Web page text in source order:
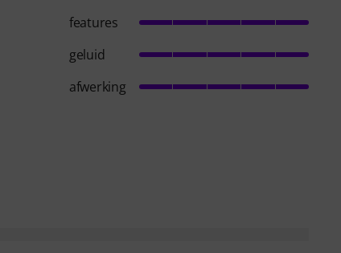
features
geluid
afwerking